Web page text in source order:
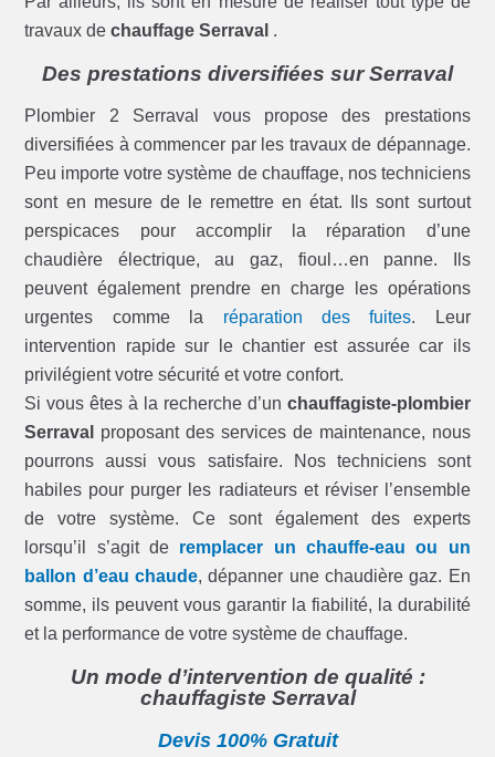
travaux dechauffage Serraval .
Des prestations diversifiées sur Serraval
Plombier 2 Serraval vous propose des prestations
diversifiées à commencer par les travaux de dépannage.
Peu importe votre système de chauffage, nos techniciens
sont en mesure de le remettre en état. Ils sont surtout
perspicaces pour accomplir la réparation d’une
chaudière électrique, au gaz, fioul…en panne. Ils
peuvent également prendre en charge les opérations
urgentes comme la réparation des fuites. Leur
intervention rapide sur le chantier est assurée car ils
privilégient votre sécurité et votre confort.
Si vous êtes à la recherche d’un chauffagiste-plombier
Serraval
proposant des services de maintenance, nous
pourrons aussi vous satisfaire. Nos techniciens sont
habiles pour purger les radiateurs et réviser l’ensemble
de votre système. Ce sont également des experts
lorsqu’il s’agit de remplacer un chauffe-eau ou un
ballon d’eau chaude, dépanner une chaudière gaz. En
somme, ils peuvent vous garantir la fiabilité, la durabilité
et la performance de votre système de chauffage.
Un mode d’intervention de qualité :
chauffagiste Serraval
Devis 100% Gratuit